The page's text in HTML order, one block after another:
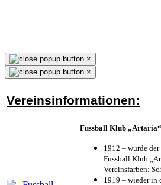
×
×
Vereinsinformationen:
Fussball Klub „Artaria“
1912 – wurde
Fussball Klub
Vereinsfarben:
1919 – wieder in